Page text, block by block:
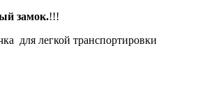
замок.!!!
для легкой транспортировки